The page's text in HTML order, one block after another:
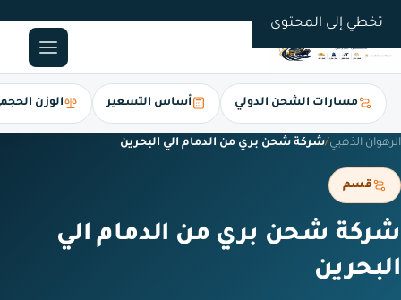
تخطي إلى المحتوى
مسارات الشحن الدولي أساس التسعير الوزن
الرهوان الذهبي/شركة شحن بري من الدمام الي البحرين
قسم
شركة شحن بري من الدمام الي
البحرين